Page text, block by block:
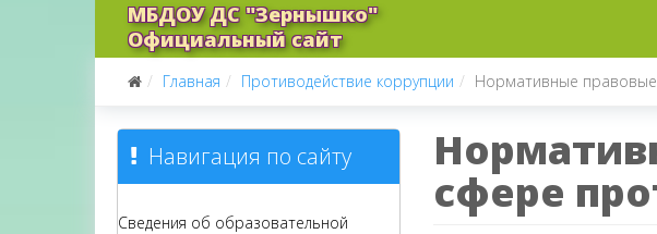
МБДОУ ДС "Зернышко"
Официальный сайт
Главная Противодействие коррупции Нормативные правовые
Навигация по сайту
Сведения об образовательной
сфере